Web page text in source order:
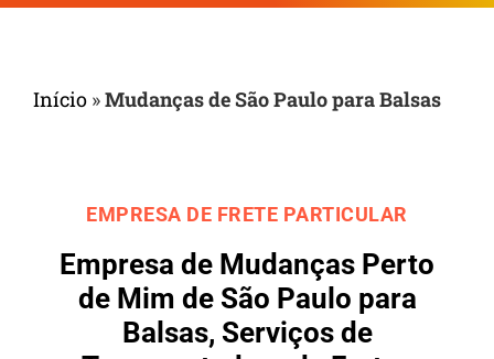
Início »Mudanças de São Paulo para Balsas
EMPRESA DE FRETE PARTICULAR
Empresa de Mudanças Perto
de Mim de São Paulo para
Balsas, Serviços de